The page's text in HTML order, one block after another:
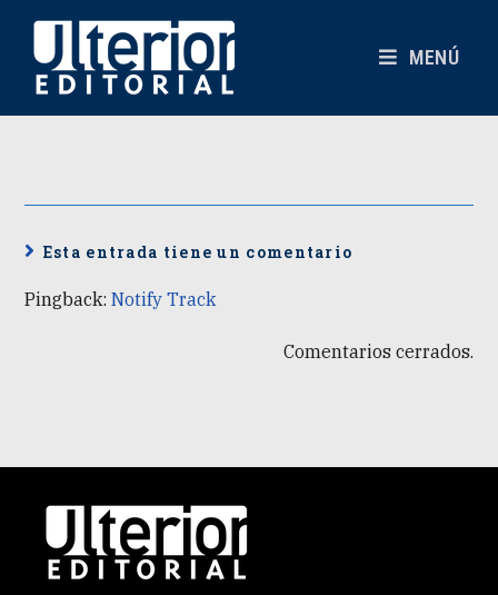
MENÚ
Esta entrada tiene un comentario
Pingback:Notify Track
Comentarios cerrados.